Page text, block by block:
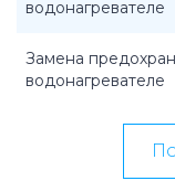
водонагревателе
Замена
водонагревателе